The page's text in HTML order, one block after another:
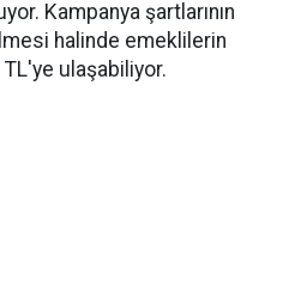
Kampanya şartlarının
halinde emeklilerin
TL'ye ulaşabiliyor.